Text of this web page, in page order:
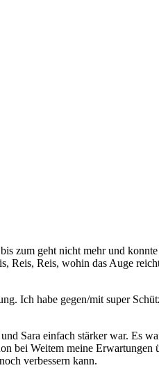
zum geht nicht mehr und
Reis, Reis, wohin das Auge
Ich habe gegen/mit super
Sara einfach stärker war. Es
bei Weitem meine Erwartungen
verbessern kann.